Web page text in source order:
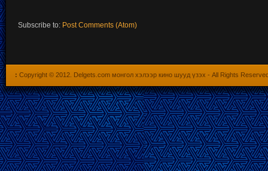
Subscribe to: Post Comments (Atom)
: Copyright © 2012. Delgets.com монгол хэлээр кино шууд үзэх - All Rights